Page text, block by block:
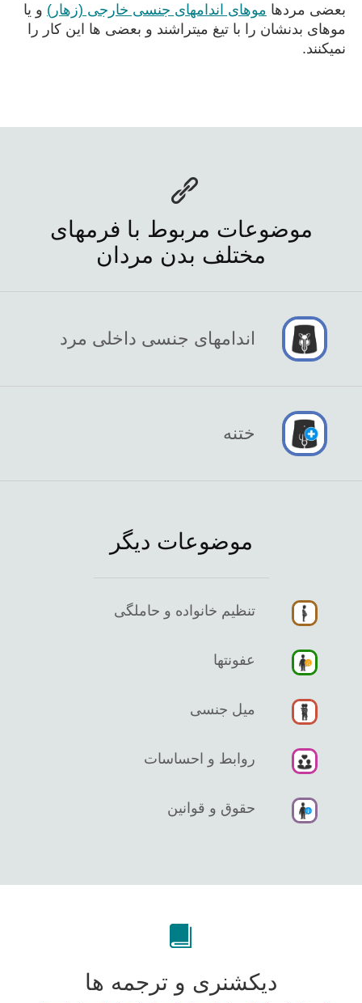
بعضی مردها موهای اندامهای جنسی خارجی (زهار) و یا
موهای بدنشان را با تیغ میتراشند و بعضی ها این کار را
نمیکنند.
موضوعات مربوط با فرمهای
مختلف بدن مردان
اندامهای جنسی داخلی مرد
ختنه
موضوعات دیگر
تنظیم خانواده و حاملگی
عفونتها
میل جنسی
روابط و احساسات
حقوق و قوانین
دیکشنری و ترجمه ها